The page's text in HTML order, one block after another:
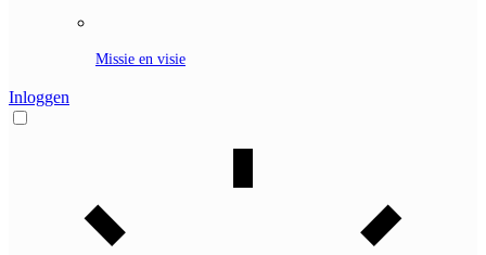
Missie en visie
Inloggen